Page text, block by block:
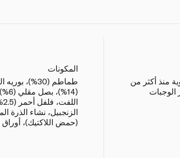
منذ أكثر من
الوجبات
المكونات
الزنجبيل، نشاء الذرة
(حمض اللاكتيك)، أوراق